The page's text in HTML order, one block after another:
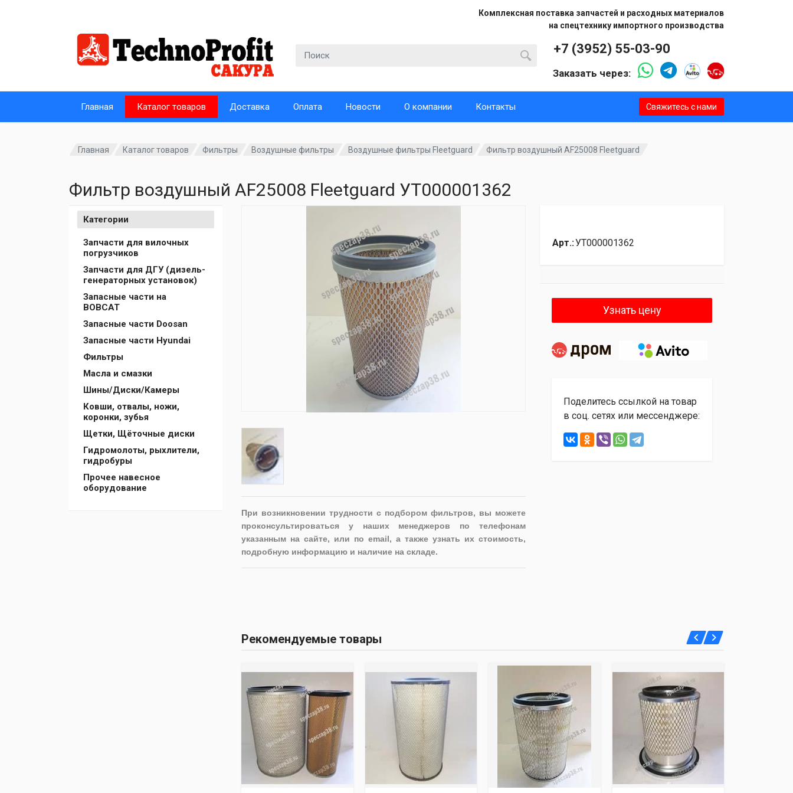
Комплексная поставка запчастей и расходных материалов
на спецтехнику импортного производства
Главная Каталог товаров Доставка Оплата Новости О компании Контакты Свяжитесь с нами
+7 (3952) 55-03-90
Заказать через:
Главная Каталог товаров Фильтры Воздушные фильтры Воздушные фильтры Fleetguard Фильтр воздушный AF25008 Fleetguard
Фильтр воздушный AF25008 Fleetguard УТ000001362
Категории
Запчасти для вилочных
погрузчиков
Запчасти для ДГУ (дизель-
генераторных установок)
Запасные части на
BOBCAT
Запасные части Doosan
Запасные части Hyundai
Фильтры
Масла и смазки
Шины/Диски/Камеры
Ковши, отвалы, ножи,
коронки, зубья
Щетки, Щёточные диски
Гидромолоты, рыхлители,
гидробуры
Прочее навесное
оборудование
При возникновении трудности с подбором фильтров, вы можете
проконсультироваться у наших менеджеров по телефонам
указанным на сайте, или по email, а также узнать их стоимость,
подробную информацию и наличие на складе.
Арт.:УТ000001362
Узнать цену
Поделитесь ссылкой на товар
в соц. сетях или мессенджере:
Рекомендуемые товары